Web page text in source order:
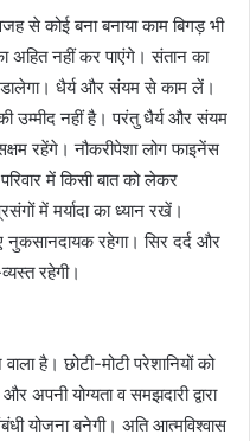
से कोई बना बनाया काम बिगड़ भी
अहित नहीं कर पाएंगे। संतान का
डालेगा। धैर्य और संयम से काम लें।
उम्मीद नहीं है। परंतु धैर्य और संयम
रहेंगे। नौकरीपेशा लोग फाइनेंस
में किसी बात को लेकर
में मर्यादा का ध्यान रखें।
नुकसानदायक रहेगा। सिर दर्द और
रहेगी।
है। छोटी-मोटी परेशानियों को
योग्यता व समझदारी द्वारा
योजना बनेगी। अति आत्मविश्वास